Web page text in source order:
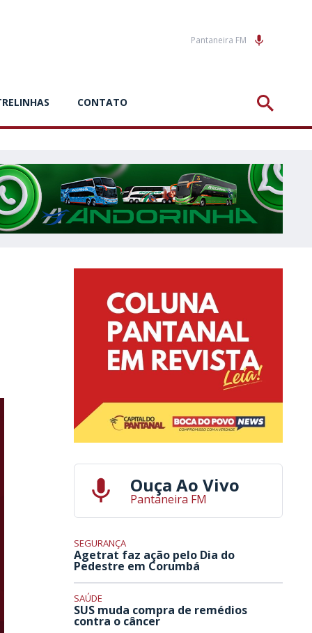
Pantaneira FM
CONTATO
Ouça Ao Vivo
Pantaneira FM
SEGURANÇA
Agetrat faz ação pelo Dia do
Pedestre em Corumbá
SAÚDE
SUS muda compra de remédios
contra o câncer